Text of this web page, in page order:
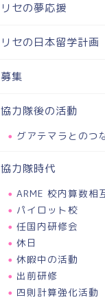
リセの夢応援
リセの日本留学計画
募集
協力隊後の活動
グアテマラとのつ
協力隊時代
ARME 校内算数相
パイロット校
任国内研修会
休日
休暇中の活動
出前研修
四則計算強化活動